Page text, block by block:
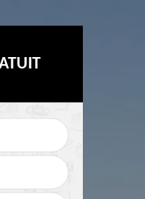
Pose de bâche et
bâchage de toiture 28